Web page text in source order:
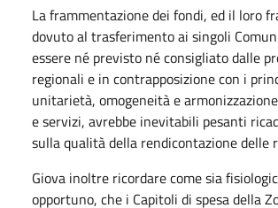
La frammentazione dei fondi, ed il loro
dovuto al trasferimento ai singoli
essere né previsto né consigliato dalle
regionali e in contrapposizione con i
unitarietà, omogeneità e
e servizi, avrebbe inevitabili pesanti
sulla qualità della rendicontazione delle
Giova inoltre ricordare come sia
opportuno, che i Capitoli di spesa della